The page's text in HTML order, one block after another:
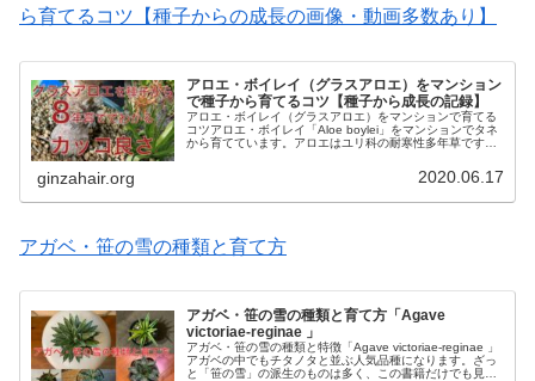
ら育てるコツ【種子からの成長の画像・動画多数あり】
アロエ・ボイレイ（グラスアロエ）をマンション
で種子から育てるコツ【種子から成長の記録】
アロエ・ボイレイ（グラスアロエ）をマンションで育てる
コツアロエ・ボイレイ「Aloe boylei」をマンションでタネ
から育てています。アロエはユリ科の耐寒性多年草です
ginzahair.org 2020.06.17
アガベ・笹の雪の種類と育て方
アガベ・笹の雪の種類と育て方「Agave
victoriae-reginae 」
アガベ・笹の雪の種類と特徴「Agave victoriae-reginae 」
アガベの中でもチタノタと並ぶ人気品種になります。ざっ
と「笹の雪」の派生のものは多く、この書籍だけでも見開